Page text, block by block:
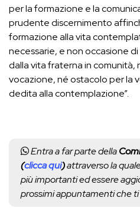
per la formazione e la
prudente discernimento
formazione alla vita
necessarie, e non occasione
dalla vita fraterna in comunità,
vocazione, né ostacolo per la
dedita alla contemplazione”.
Entra a far parte della
(clicca qui)attraverso la
più importanti ed essere
prossimi appuntamenti che